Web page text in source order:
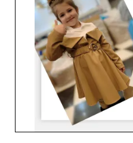
produktom, które z
Uczyń Los angelitos swoim
konkurencyjnym świecie
zamień swój sklep w
fashionistów.